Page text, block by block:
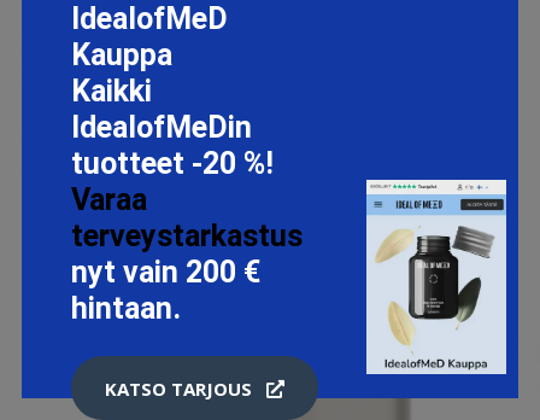
IdealofMeD
Kauppa
Kaikki
IdealofMeDin
tuotteet -20 %!
Varaa
terveystarkastus
nyt vain 200 €
hintaan.
KATSO TARJOUS